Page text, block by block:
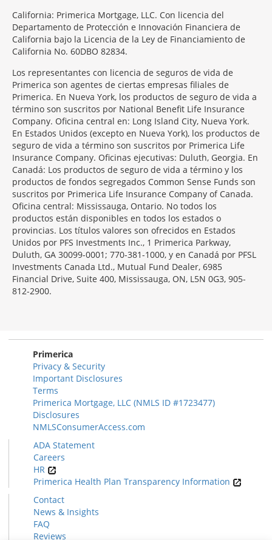
California: Primerica Mortgage, LLC. Con licencia del
Departamento de Protección e Innovación Financiera de
California bajo la Licencia de la Ley de Financiamiento de
California No. 60DBO 82834.
Los representantes con licencia de seguros de vida de
Primerica son agentes de ciertas empresas filiales de
Primerica. En Nueva York, los productos de seguro de vida a
término son suscritos por National Benefit Life Insurance
Company. Oficina central en: Long Island City, Nueva York.
En Estados Unidos (excepto en Nueva York), los productos de
seguro de vida a término son suscritos por Primerica Life
Insurance Company. Oficinas ejecutivas: Duluth, Georgia. En
Canadá: Los productos de seguro de vida a término y los
productos de fondos segregados Common Sense Funds son
suscritos por Primerica Life Insurance Company of Canada.
Oficina central: Mississauga, Ontario. No todos los
productos están disponibles en todos los estados o
provincias. Los títulos valores son ofrecidos en Estados
Unidos por PFS Investments Inc., 1 Primerica Parkway,
Duluth, GA 30099-0001; 770-381-1000, y en Canadá por PFSL
Investments Canada Ltd., Mutual Fund Dealer, 6985
Financial Drive, Suite 400, Mississauga, ON, L5N 0G3, 905-
812-2900.
Primerica
Privacy & Security
Important Disclosures
Terms
Primerica Mortgage, LLC (NMLS ID #1723477)
Disclosures
NMLSConsumerAccess.com
ADA Statement
Careers
HR
Primerica Health Plan Transparency Information
Contact
News & Insights
FAQ
Reviews